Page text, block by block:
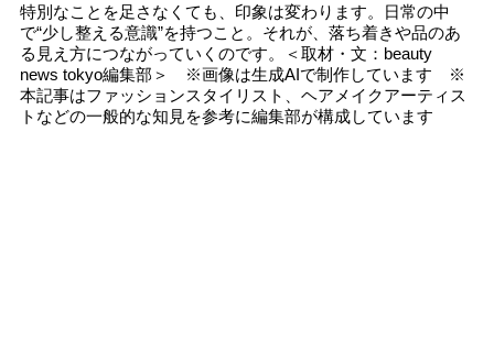
特別なことを足さなくても、印象は変わります。日常の中
で“少し整える意識”を持つこと。それが、落ち着きや品のあ
る見え方につながっていくのです。＜取材・文：beauty
news tokyo編集部＞ ※画像は生成AIで制作しています ※
本記事はファッションスタイリスト、ヘアメイクアーティス
トなどの一般的な知見を参考に編集部が構成しています